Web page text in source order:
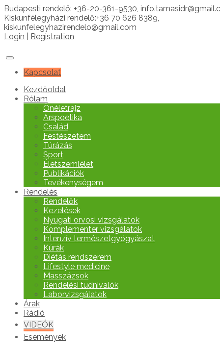
Budapesti rendelő: +36-20-361-9530,
Kiskunfélegyházi rendelő:+36 70 626 8389,
kiskunfelegyhazirendelo@gmail.com
Login
Registration
Kapcsolat
Kezdőoldal
Rólam
Önéletrajz
Arspoetika
Család
Festészetem
Túrázás
Sport
Életszemlélet
Publikációk
Tevékenységem
Rendelés
Rendelők
Kezelések
Nyugati orvosi vizsgálatok
Komplementer vizsgálatok
Intenzív természetgyógyászat
Kúrák
Diétás rendszerem
Lifestyle medicine
Masszázsok
Rendelési tudnivalók
Laborvizsgálatok
Árak
Rádió
VIDEÓK
Események